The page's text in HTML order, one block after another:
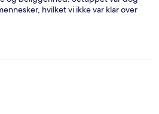
hvilket vi ikke var klar over